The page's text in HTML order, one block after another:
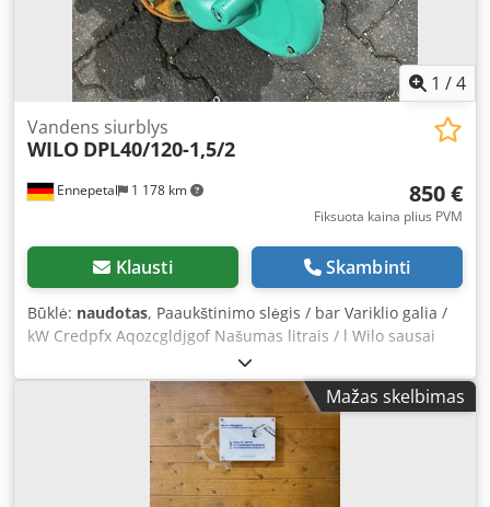
1 /4
Ennepetal 1 178 km
Vandens siurblys
WILO DPL40/120-1,5/2
850 €
Fiksuota kaina plius PVM
Klausti Skambinti
Būklė: naudotas, Paaukštinimo slėgis / bar Variklio galia /
kW Credpfx Aqozcgldjgof Našumas litrais / l Wilo sausai
veikiantis standartinis dvigubas siurblys DPL DPL40/120-
1,5/2
Mažas skelbimas